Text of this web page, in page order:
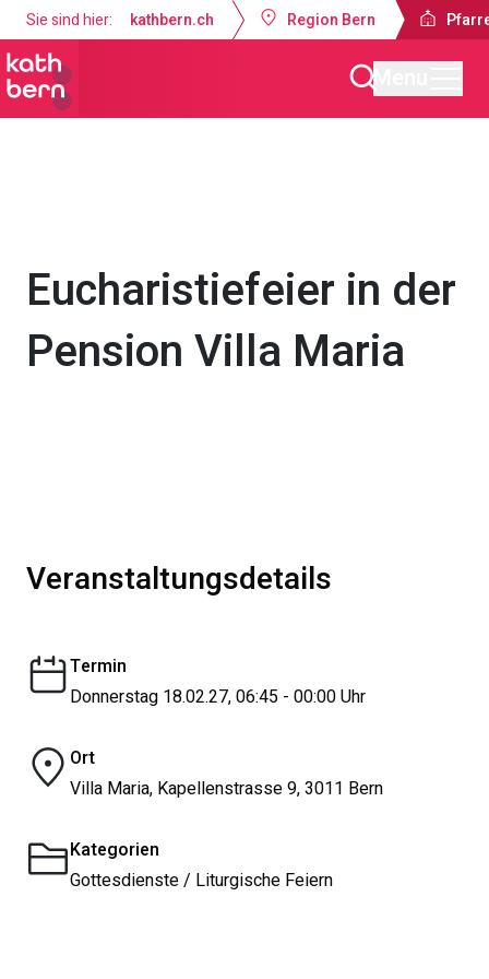
Sie sind hier: kathbern.ch Region Bern
Eucharistiefeier in der
Pension Villa Maria
Veranstaltungsdetails
Termin
Donnerstag 18.02.27, 06:45 - 00:00 Uhr
Ort
Villa Maria, Kapellenstrasse 9, 3011 Bern
Kategorien
Gottesdienste / Liturgische Feiern